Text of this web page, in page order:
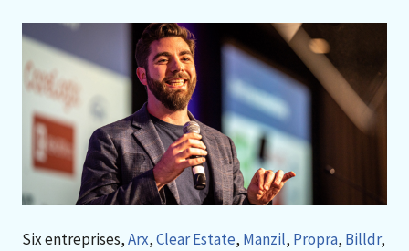
Six entreprises,Arx,Clear Estate, Manzil, Propra, Billdr,